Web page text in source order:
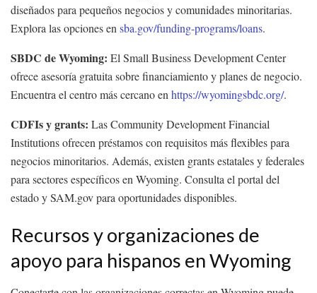
diseñados para pequeños negocios y comunidades minoritarias.
Explora las opciones en sba.gov/funding-programs/loans.
SBDC de Wyoming: El Small Business Development Center
ofrece asesoría gratuita sobre financiamiento y planes de negocio.
Encuentra el centro más cercano en https://wyomingsbdc.org/.
CDFIs y grants: Las Community Development Financial
Institutions ofrecen préstamos con requisitos más flexibles para
negocios minoritarios. Además, existen grants estatales y federales
para sectores específicos en Wyoming. Consulta el portal del
estado y SAM.gov para oportunidades disponibles.
Recursos y organizaciones de
apoyo para hispanos en Wyoming